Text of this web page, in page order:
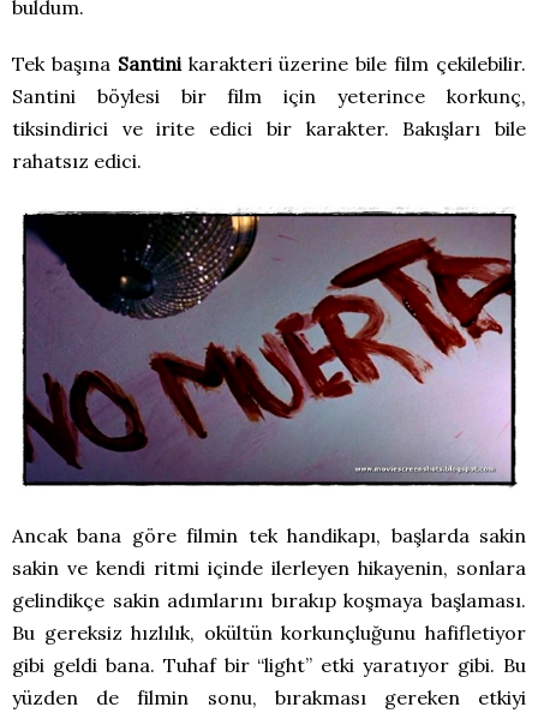
buldum.
Tek başına Santinikarakteri üzerine bile film çekilebilir.
Santini böylesi bir film için yeterince korkunç,
tiksindirici ve irite edici bir karakter. Bakışları bile
rahatsız edici.
Ancak bana göre filmin tek handikapı, başlarda sakin
sakin ve kendi ritmi içinde ilerleyen hikayenin, sonlara
gelindikçe sakin adımlarını bırakıp koşmaya başlaması.
Bu gereksiz hızlılık, okültün korkunçluğunu hafifletiyor
gibi geldi bana. Tuhaf bir “light” etki yaratıyor gibi. Bu
yüzden de filmin sonu, bırakması gereken etkiyi